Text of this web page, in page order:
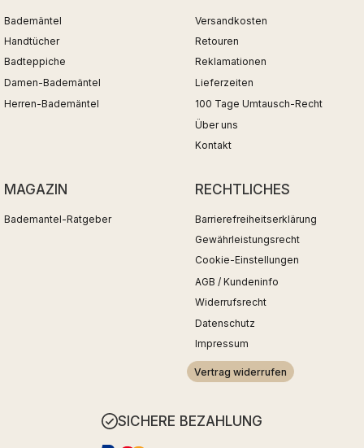
Bademäntel
Handtücher
Badteppiche
Damen-Bademäntel
Herren-Bademäntel
Versandkosten
Retouren
Reklamationen
Lieferzeiten
100 Tage Umtausch-Recht
Über uns
Kontakt
MAGAZIN
Bademantel-Ratgeber
RECHTLICHES
Barrierefreiheitserklärung
Gewährleistungsrecht
Cookie-Einstellungen
AGB / Kundeninfo
Widerrufsrecht
Datenschutz
Impressum
Vertrag widerrufen
SICHERE BEZAHLUNG